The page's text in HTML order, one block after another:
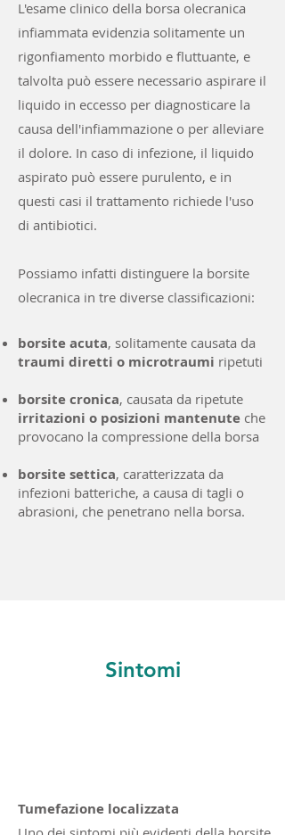
L'esame clinico della borsa olecranica
infiammata evidenzia solitamente un
rigonfiamento morbido e fluttuante, e
talvolta può essere necessario aspirare il
liquido in eccesso per diagnosticare la
causa dell'infiammazione o per alleviare
il dolore. In caso di infezione, il liquido
aspirato può essere purulento, e in
questi casi il trattamento richiede l'uso
di antibiotici.
Possiamo infatti distinguere la borsite
olecranica in tre diverse classificazioni:
borsite acuta, solitamente causata da
traumi diretti o microtraumi ripetuti
borsite cronica, causata da ripetute
irritazioni o posizioni mantenute che
provocano la compressione della borsa
borsite settica, caratterizzata da
infezioni batteriche, a causa di tagli o
abrasioni, che penetrano nella borsa.
Sintomi
Tumefazione localizzata